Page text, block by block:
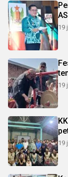
19
19
19